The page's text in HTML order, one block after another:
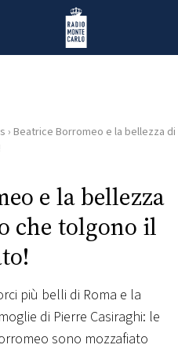
Radio Monte Carlo
› Beatrice Borromeo e la bellezza di
e la bellezza
che tolgono il
più belli di Roma e la
di Pierre Casiraghi: le
sono mozzafiato